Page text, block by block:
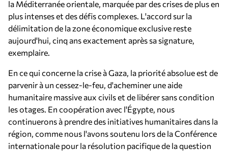
la Méditerranée orientale, marquée par des crises de plus en
plus intenses et des défis complexes. L'accord sur la
délimitation de la zone économique exclusive reste
aujourd'hui, cinq ans exactement après sa signature,
exemplaire.
En ce qui concerne la crise à Gaza, la priorité absolue est de
parvenir à un cessez-le-feu, d'acheminer une aide
humanitaire massive aux civils et de libérer sans condition
les otages. En coopération avec l'Égypte, nous
continuerons à prendre des initiatives humanitaires dans la
région, comme nous l'avons soutenu lors de la Conférence
internationale pour la résolution pacifique de la question